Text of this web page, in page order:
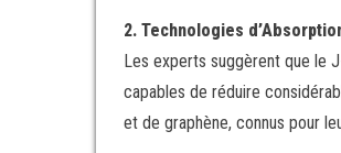
2. Technologies
Les experts suggèrent que le
capables de réduire
et de graphène, connus pour